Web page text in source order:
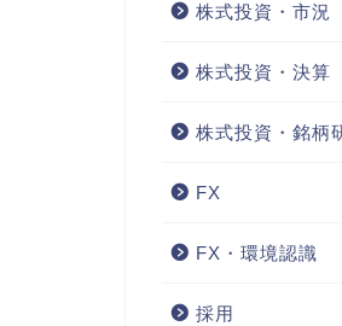
株式投資・市況
株式投資・決算
株式投資・銘柄
FX
FX・環境認識
採用